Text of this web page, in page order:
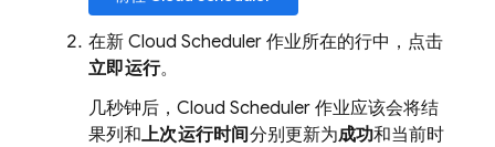
在新 Cloud Scheduler 作业所在的行中，点击
立即运行。
几秒钟后， Cloud Scheduler 作业应该会将结
果列和上次运行时间分别更新为成功和当前时